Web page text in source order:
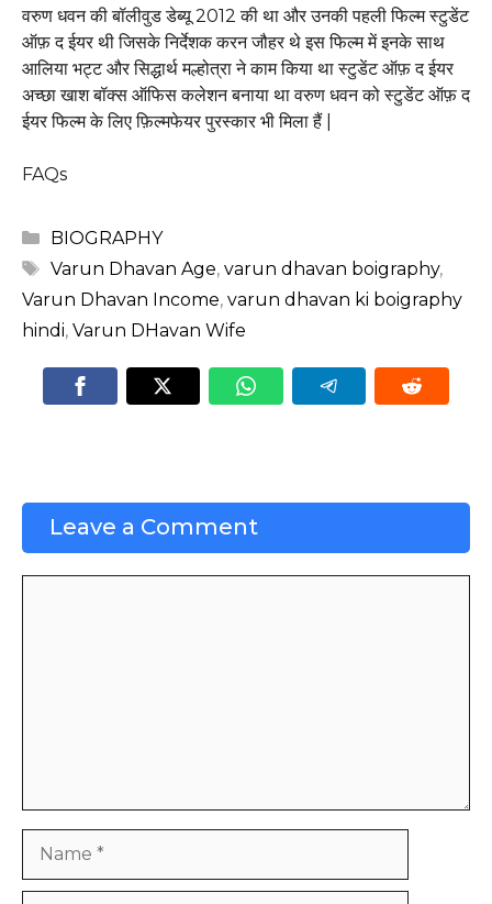
वरुण धवन की बॉलीवुड डेब्यू 2012 की था और उनकी पहली फिल्म स्टुडेंट
ऑफ़ द ईयर थी जिसके निर्देशक करन जौहर थे इस फिल्म में इनके साथ
आलिया भट्ट और सिद्धार्थ मल्होत्रा ने काम किया था स्टुडेंट ऑफ़ द ईयर
अच्छा खाश बॉक्स ऑफिस कलेशन बनाया था वरुण धवन को स्टुडेंट ऑफ़ द
ईयर फिल्म के लिए फ़िल्मफेयर पुरस्कार भी मिला हैं |
FAQs
Categories
BIOGRAPHY
Tags
Varun Dhavan Age, varun dhavan boigraphy,
Varun Dhavan Income, varun dhavan ki boigraphy
hindi, Varun DHavan Wife
Leave a Comment